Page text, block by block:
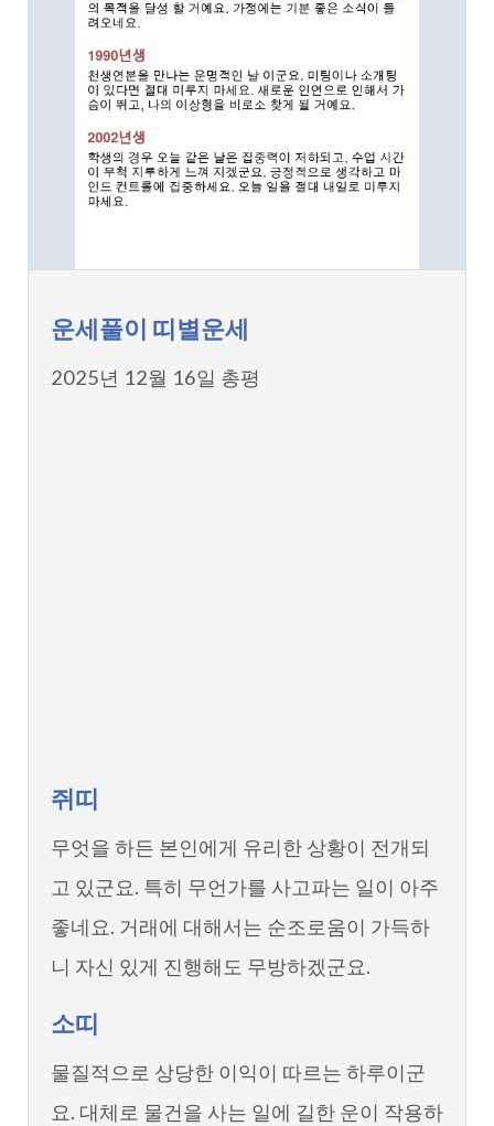
운세풀이 띠별운세
2025년 12월 16일 총평
쥐띠
무엇을 하든 본인에게 유리한 상황이 전개되
고 있군요. 특히 무언가를 사고파는 일이 아주
좋네요. 거래에 대해서는 순조로움이 가득하
니 자신 있게 진행해도 무방하겠군요.
소띠
물질적으로 상당한 이익이 따르는 하루이군
요. 대체로 물건을 사는 일에 길한 운이 작용하